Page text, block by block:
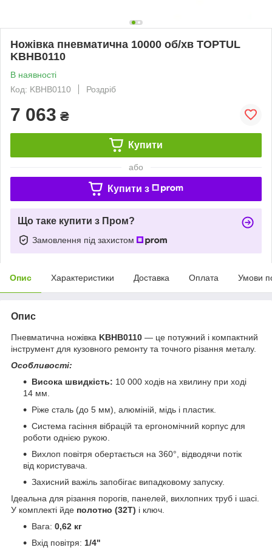
Ножівка пневматична 10000 об/хв TOPTUL
KBHB0110
В наявності
Код: KBHB0110
Роздріб
7 063 ₴
Купити
або
Купити з
Що таке купити з Пром?
Замовлення під захистом
Опис Характеристики Доставка Оплата Умови
Опис
Пневматична ножівка KBHB0110 — це потужний і компактний
інструмент для кузовного ремонту та точного різання металу.
Особливості:
Висока швидкість: 10 000 ходів на хвилину при ході
14 мм.
Ріже сталь (до 5 мм), алюміній, мідь і пластик.
Система гасіння вібрацій та ергономічний корпус для
роботи однією рукою.
Вихлоп повітря обертається на 360°, відводячи потік
від користувача.
Захисний важіль запобігає випадковому запуску.
Ідеальна для різання порогів, панелей, вихлопних труб і шасі.
У комплекті йде полотно (32T) і ключ.
Вага: 0,62 кг
Вхід повітря: 1/4"